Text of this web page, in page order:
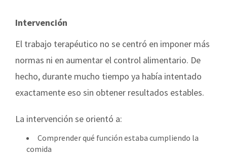
Intervención
El trabajo terapéutico no se centró en imponer más
normas ni en aumentar el control alimentario. De
hecho, durante mucho tiempo ya había intentado
exactamente eso sin obtener resultados estables.
La intervención se orientó a:
Comprender qué función estaba cumpliendo la
comida